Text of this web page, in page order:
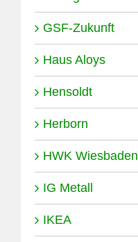
GSF-Zukunft
Haus Aloys
Hensoldt
Herborn
HWK Wiesbaden
IG Metall
IKEA